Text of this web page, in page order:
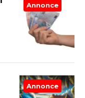
Annonce
Annonce